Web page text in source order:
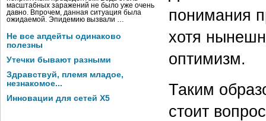
масштабных заражений не было уже очень
давно. Впрочем, данная ситуация была
ожидаемой. Эпидемию вызвали …
Не все апдейты одинаково
полезны
Утечки бывают разными
Здравствуй, племя младое,
незнакомое...
Инновации для сетей X5
понимания
хотя
оптимизм.
Таким
стоит